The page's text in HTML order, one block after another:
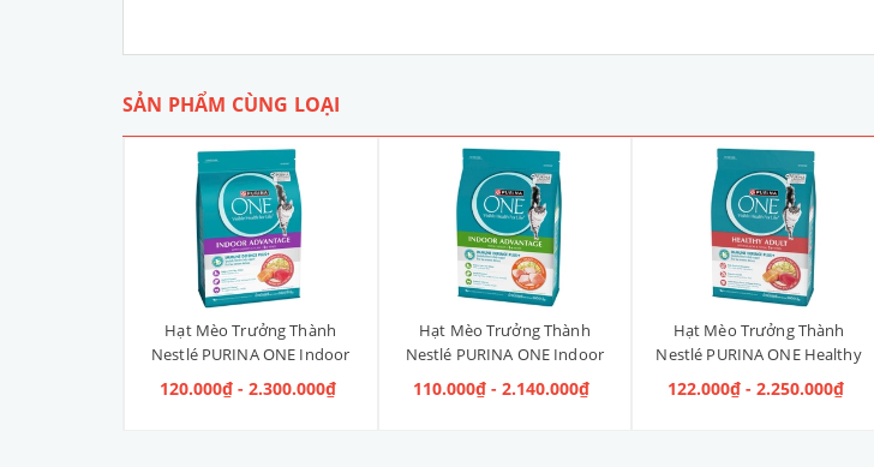
SẢN PHẨM CÙNG LOẠI
Hạt Mèo Trưởng Thành
Nestlé PURINA ONE Indoor
Advantage Salmon & Tuna [Vị
Cá Hồi & Cá Ngừ]
120.000₫ - 2.300.000₫
Hạt Mèo Trưởng Thành
Nestlé PURINA ONE Indoor
Advantage [Vị Gà]
110.000₫ - 2.140.000₫
Hạt Mèo Trưởng Thành
Nestlé PURINA ONE Healthy
Adult Salmon & Tuna [Vị Cá
Hồi & Cá Ngừ]
122.000₫ - 2.250.000₫